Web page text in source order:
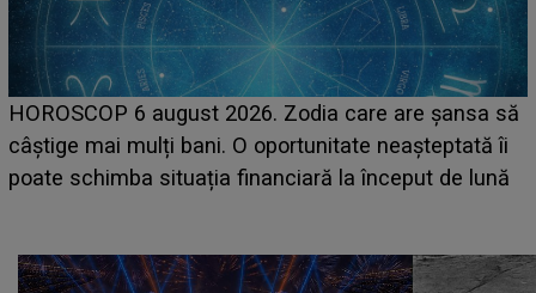
LINE-UP UNTOLD ONE, prima zi. Cine sunt artiștii
care deschid festivalul și de la ce ore au loc cele mai
așteptate concerte pe scena principală?